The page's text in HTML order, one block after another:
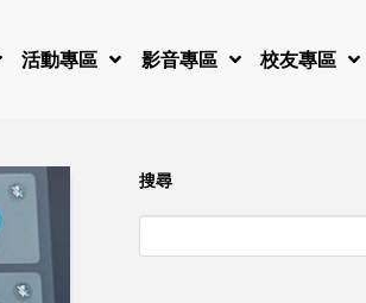
活動專區 影音專區 校友專區
搜尋